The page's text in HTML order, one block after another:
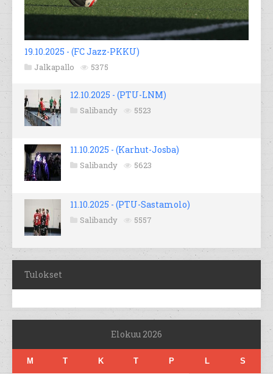
19.10.2025 - (FC Jazz-PKKU)
Jalkapallo 5375
12.10.2025 - (PTU-LNM)
Salibandy 5523
11.10.2025 - (Karhut-Josba)
Salibandy 5623
11.10.2025 - (PTU-Sastamolo)
Salibandy 5557
Tulokset
Elokuu 2026
M T K T P L S